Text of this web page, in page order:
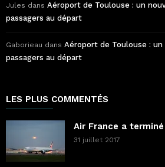
Jules dans Aéroport de Toulouse : un
passagers au départ
Gaborieau dans Aéroport de Toulouse :
passagers au départ
LES PLUS COMMENTÉS
Air France a
31 juillet 2017